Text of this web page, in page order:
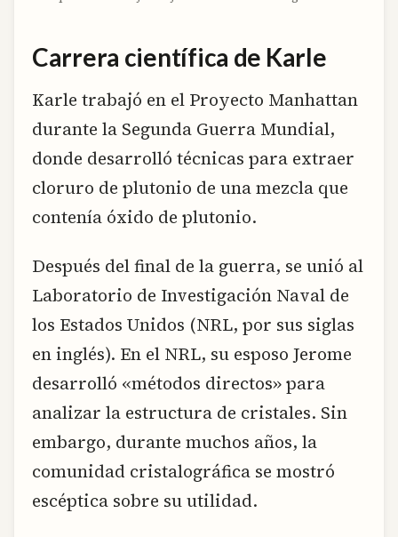
Carrera científica de Karle
Karle trabajó en el Proyecto Manhattan
durante la Segunda Guerra Mundial,
donde desarrolló técnicas para extraer
cloruro de plutonio de una mezcla que
contenía óxido de plutonio.
Después del final de la guerra, se unió al
Laboratorio de Investigación Naval de
los Estados Unidos (NRL, por sus siglas
en inglés). En el NRL, su esposo Jerome
desarrolló «métodos directos» para
analizar la estructura de cristales. Sin
embargo, durante muchos años, la
comunidad cristalográfica se mostró
escéptica sobre su utilidad.